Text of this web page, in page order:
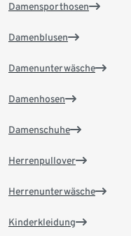
Damensporthosen
Damenblusen
Damenunterwäsche
Damenhosen
Damenschuhe
Herrenpullover
Herrenunterwäsche
Kinderkleidung